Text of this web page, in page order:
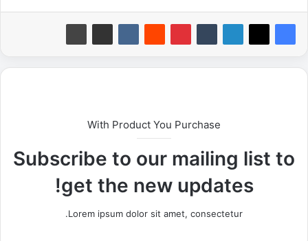
With Product You Purchase
Subscribe to our mailing list to
get the new updates!
Lorem ipsum dolor sit amet, consectetur.